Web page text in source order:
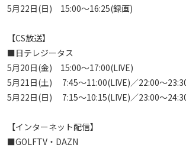
5月22日(日)　15:00～16:25(録画)
【CS放送】
■日テレジータス
5月20日(金)　15:00～17:00(LIVE)
5月21日(土)　 7:45～11:00(LIVE)／22:00～
5月22日(日)　 7:15～10:15(LIVE)／23:00～
【インターネット配信】
■GOLFTV・DAZN